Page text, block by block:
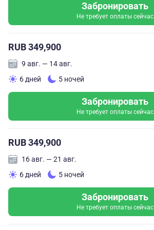
Забронировать
Не требует оплаты сейчас
RUB 349,900
9 авг. — 14 авг.
6 дней
5 ночей
Забронировать
Не требует оплаты сейчас
RUB 349,900
16 авг. — 21 авг.
6 дней
5 ночей
Забронировать
Не требует оплаты сейчас